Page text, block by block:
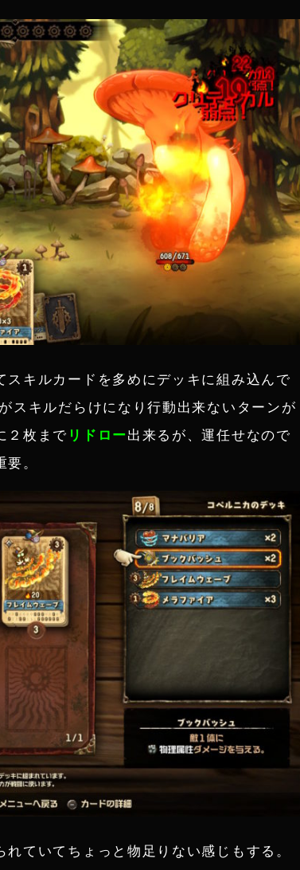
キルカードを多めにデッキに組み込んで
スキルだらけになり行動出来ないターンが
２枚まで リドロー出来るが、運任せなので
。
ていてちょっと物足りない感じもする。